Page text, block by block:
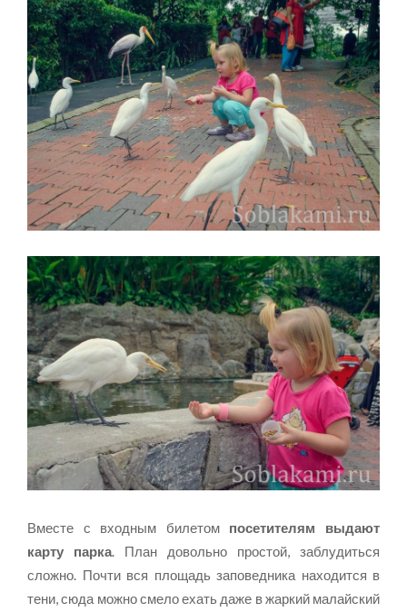
Вместе с входным билетом посетителям выдают
карту парка. План довольно простой, заблудиться
сложно. Почти вся площадь заповедника находится в
тени, сюда можно смело ехать даже в жаркий малайский